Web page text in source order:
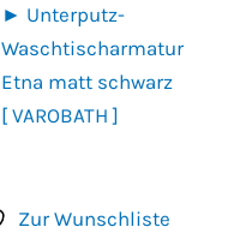
► Unterputz-
Waschtischarmatur
Etna matt schwarz
[ VAROBATH ]
Zur Wunschliste